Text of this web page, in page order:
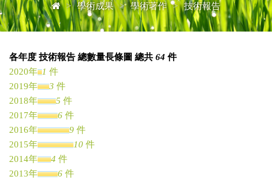
> 學術成果 > 學術著作 > 技術報告
各年度 技術報告 總數量長條圖 總共 64 件
2020年 1 件
2019年
3 件
2018年
5 件
2017年
6 件
2016年
9件
2015年
10 件
2014年
4 件
2013年
6 件